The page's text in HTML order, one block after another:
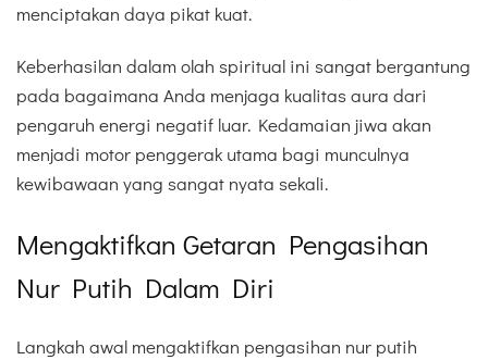
menciptakan daya pikat kuat.
Keberhasilan dalam olah spiritual ini sangat bergantung
pada bagaimana Anda menjaga kualitas aura dari
pengaruh energi negatif luar. Kedamaian jiwa akan
menjadi motor penggerak utama bagi munculnya
kewibawaan yang sangat nyata sekali.
Mengaktifkan Getaran Pengasihan
Nur Putih Dalam Diri
Langkah awal mengaktifkan pengasihan nur putih